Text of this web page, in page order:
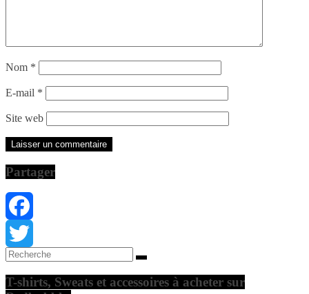
Nom *
E-mail *
Site web
Partager
Facebook
Twitter
T-shirts, Sweats et accessoires à acheter sur